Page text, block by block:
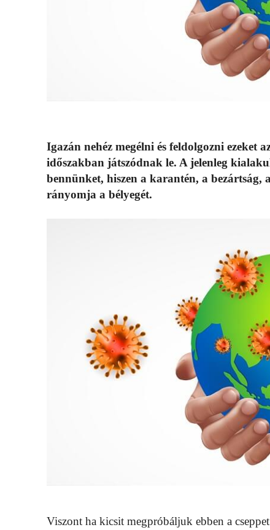
Igazán nehéz megélni és feldolgozni ezeket
időszakban játszódnak le. A jelenleg
bennünket, hiszen a karantén, a bezártság,
rányomja a bélyegét.
Viszont ha kicsit megpróbáljuk ebben a